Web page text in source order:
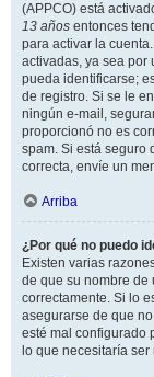
(APPCO) está
13 años entonces
para activar la
activadas, ya sea por
pueda identificarse;
de registro. Si se le
ningún e-mail,
proporcionó no es
spam. Si está seguro
correcta, envíe un
Arriba
¿Por qué no puedo
Existen varias
de que su nombre de
correctamente. Si lo
asegurarse de que
esté mal configurado
lo que necesitaría